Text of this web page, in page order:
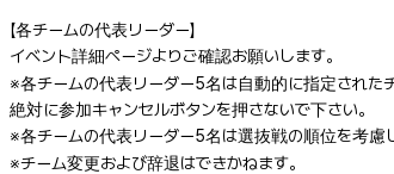
【各チームの代表リーダー】
イベント詳細ページよりご確認お願いします。
※各チームの代表リーダー5名は自動的に指定された
絶対に参加キャンセルボタンを押さないで下さい。
※各チームの代表リーダー5名は選抜戦の順位を考慮
※チーム変更および辞退はできかねます。